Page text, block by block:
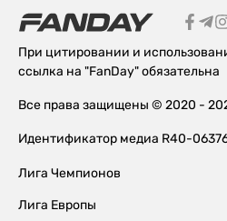
При цитировании и
ссылка на "FanDay" обязательна
Все права защищены © 2020 -
Идентификатор медиа R40-
Лига Чемпионов
Лига Европы